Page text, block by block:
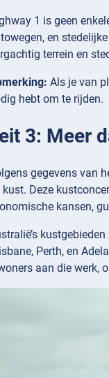
1 is geen
en
terrein en
Als je van
hebt om te rijden.
3: Meer
gegevens van
kust. Deze
kansen,
Perth, en
aan die werk,